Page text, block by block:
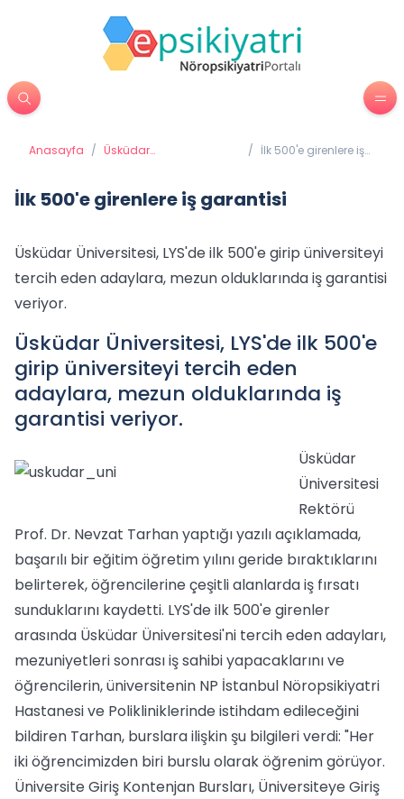
Anasayfa / Üsküdar
/ İlk 500'e girenlere iş
İlk 500'e girenlere iş garantisi
Üsküdar Üniversitesi, LYS'de ilk 500'e girip üniversiteyi
tercih eden adaylara, mezun olduklarında iş garantisi
veriyor.
Üsküdar Üniversitesi, LYS'de ilk 500'e
girip üniversiteyi tercih eden
adaylara, mezun olduklarında iş
garantisi veriyor.
Üsküdar
Üniversitesi
Rektörü
Prof. Dr. Nevzat Tarhan yaptığı yazılı açıklamada,
başarılı bir eğitim öğretim yılını geride bıraktıklarını
belirterek, öğrencilerine çeşitli alanlarda iş fırsatı
sunduklarını kaydetti. LYS'de ilk 500'e girenler
arasında Üsküdar Üniversitesi'ni tercih eden adayları,
mezuniyetleri sonrası iş sahibi yapacaklarını ve
öğrencilerin, üniversitenin NP İstanbul Nöropsikiyatri
Hastanesi ve Polikliniklerinde istihdam edileceğini
bildiren Tarhan, burslara ilişkin şu bilgileri verdi: "Her
iki öğrencimizden biri burslu olarak öğrenim görüyor.
Üniversite Giriş Kontenjan Bursları, Üniversiteye Giriş